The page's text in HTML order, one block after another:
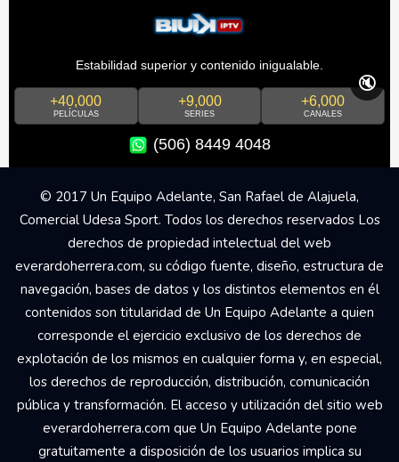
Estabilidad superior y contenido inigualable.
+40,000
PELÍCULAS
+9,000
SERIES
+6,000
CANALES
(506) 8449 4048
🔇
© 2017 Un Equipo Adelante, San Rafael de Alajuela,
Comercial Udesa Sport. Todos los derechos reservados Los
derechos de propiedad intelectual del web
everardoherrera.com, su código fuente, diseño, estructura de
navegación, bases de datos y los distintos elementos en él
contenidos son titularidad de Un Equipo Adelante a quien
corresponde el ejercicio exclusivo de los derechos de
explotación de los mismos en cualquier forma y, en especial,
los derechos de reproducción, distribución, comunicación
pública y transformación. El acceso y utilización del sitio web
everardoherrera.com que Un Equipo Adelante pone
gratuitamente a disposición de los usuarios implica su